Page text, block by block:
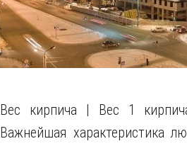
Вес кирпича | Вес 1
Важнейшая характеристика